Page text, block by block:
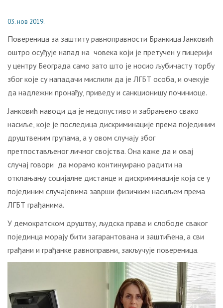
03. нов 2019.
Повереница за заштиту равноправности Бранкица Јанковић
оштро осуђује напад на човека који је претучен у пицерији
у центру Београда само зато што је носио љубичасту торбу
због које су нападачи мислили да је ЛГБТ особа, и очекује
да надлежни пронађу, приведу и санкционишу починиоце.
Јанковић наводи да је недопустиво и забрањено свако
насиље, које је последица дискриминације према појединим
друштвеним групама, а у овом случају због
претпостављеног личног својства. Она каже да и овај
случај говори да морамо континуирано радити на
отклањању социјалне дистанце и дискриминације која се у
појединим случајевима заврши физичким насиљем према
ЛГБТ грађанима.
У демократском друштву, људска права и слободе сваког
појединца морају бити загарантована и заштићена, а сви
грађани и грађанке равноправни, закључује повереница.